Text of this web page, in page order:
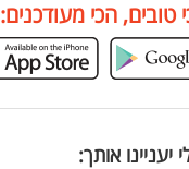
טובים, הכי מעודכנים:
יעניינו אותך: